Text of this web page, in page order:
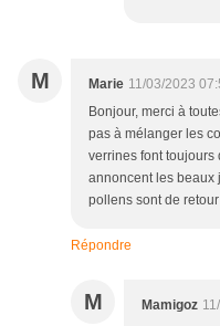
M Marie 11/03/2023
Bonjour, merci à
pas à mélanger les
verrines font toujours
annoncent les beaux
pollens sont de
Répondre
M Mamigoz